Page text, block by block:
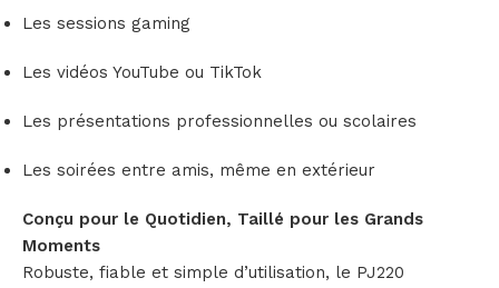
Les sessions gaming
Les vidéos YouTube ou TikTok
Les présentations professionnelles ou scolaires
Les soirées entre amis, même en extérieur
Conçu pour le Quotidien, Taillé pour les Grands
Moments
Robuste, fiable et simple d’utilisation, le PJ220